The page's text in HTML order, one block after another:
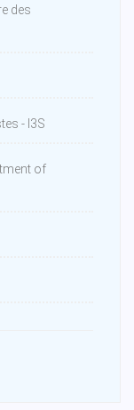
des
- I3S
of